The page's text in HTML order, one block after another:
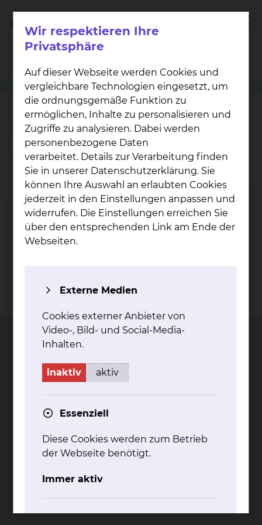
Serviceleistung Allgemein- & Viszeralchirurgie Internetzugang
Internetzugang
Sie haben an jedem Standort kostenlosen Zugang
zum WLAN (HOTSPLOTS_Klinik).
Kontakt Impressum
Städtisches Klinikum
Braunschweig gGmbH
Freisestr. 9/10
Tel.: 0531/595-0
www.klinikum-braunschweig.de
Wir respektieren Ihre
Privatsphäre
Auf dieser Webseite werden Cookies und
vergleichbare Technologien eingesetzt, um
die ordnungsgemäße Funktion zu
ermöglichen, Inhalte zu personalisieren und
Zugriffe zu analysieren. Dabei werden
personenbezogene Daten
verarbeitet. Details zur Verarbeitung finden
Sie in unserer Datenschutzerklärung. Sie
können Ihre Auswahl an erlaubten Cookies
jederzeit in den Einstellungen anpassen und
widerrufen. Die Einstellungen erreichen Sie
über den entsprechenden Link am Ende der
Webseiten.
Externe Medien
Cookies externer Anbieter von
Video-, Bild- und Social-Media-
Inhalten.
inaktiv aktiv
Essenziell
Diese Cookies werden zum Betrieb
der Webseite benötigt.
Immer aktiv
Komfort